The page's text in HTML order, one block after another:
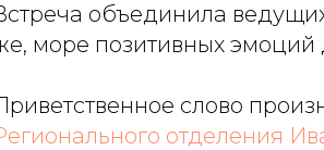
объединила
море позитивных эмоций
слово
отделения